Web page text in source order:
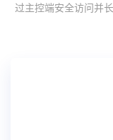
过主控端安全访问并